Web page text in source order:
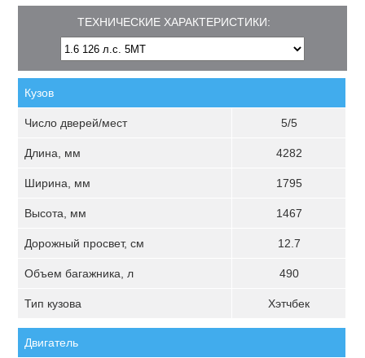
ТЕХНИЧЕСКИЕ ХАРАКТЕРИСТИКИ:
Кузов
Число дверей/мест 5/5
Длина, мм 4282
Ширина, мм 1795
Высота, мм 1467
Дорожный просвет, см 12.7
Объем багажника, л 490
Тип кузова Хэтчбек
Двигатель